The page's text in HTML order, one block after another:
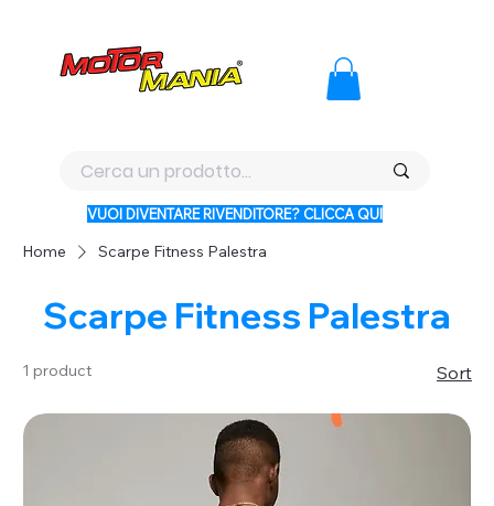
VUOI DIVENTARE RIVENDITORE? CLICCA QUI
Home Scarpe Fitness Palestra
Scarpe Fitness Palestra
1 product Sort